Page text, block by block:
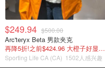
$249.94 $500.00
Arc'teryx Beta 男款夹克
再降5折!之前$424.96 大橙子好显白 蹲补
Sporting Life CA (CA) 1502人感兴趣